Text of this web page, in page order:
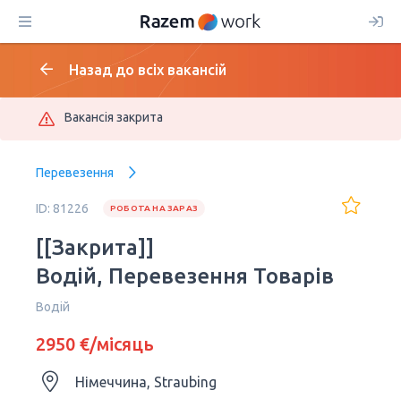
Назад до всіх вакансій
Вакансія закрита
Перевезення
ID: 81226 РОБОТА НА ЗАРАЗ
[[Закрита]]
Водій, Перевезення Товарів
Водій
2950 €/місяць
Німеччина, Straubing